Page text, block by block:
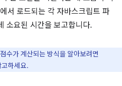
서 로드되는 각 자바스크립트 파
소요된 시간을 보고합니다.
수가 계산되는 방식을 알아보려면
하세요.